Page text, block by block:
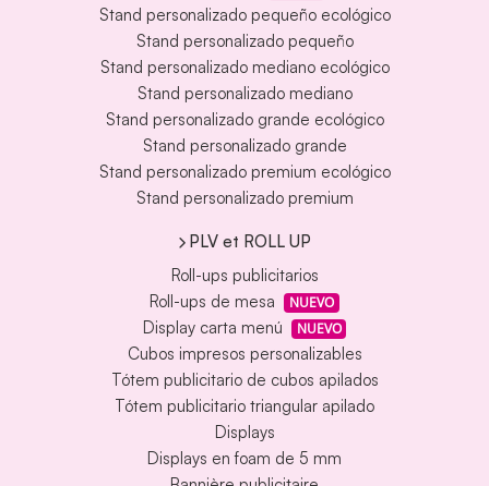
Stand personalizado pequeño ecológico
Stand personalizado pequeño
Stand personalizado mediano ecológico
Stand personalizado mediano
Stand personalizado grande ecológico
Stand personalizado grande
Stand personalizado premium ecológico
Stand personalizado premium
PLV et ROLL UP
Roll-ups publicitarios
Roll-ups de mesa
NUEVO
Display carta menú NUEVO
Cubos impresos personalizables
Tótem publicitario de cubos apilados
Tótem publicitario triangular apilado
Displays
Displays en foam de 5 mm